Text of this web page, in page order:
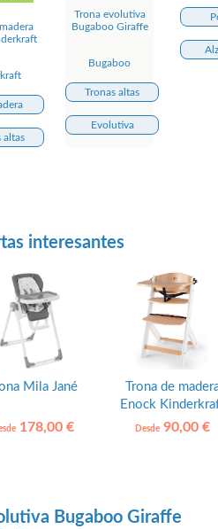
altas
Trona evolutiva
Bugaboo Giraffe
Bugaboo
Tronas altas
Evolutiva
interesantes
Mila Jané
178,00 €
Trona de
Enock
Desde90,00 €
Bugaboo Giraffe